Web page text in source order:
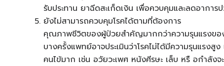
รับประทาน ยาฉีดสะเก็ดเงิน เพื่อควบคุมและลดอาการ
ยังไม่สามารถควบคุมโรคได้ตามที่ต้องการ
คุณภาพชีวิตของผู้ป่วยสำคัญมากกว่าความรุนแรงขอ
บางครั้งแพทย์อาจประเมินว่าโรคไม่ได้มีความรุนแร
คนไข้มาก เช่น อวัยวะเพศ หนังศีรษะ เล็บ หรื อกำลั